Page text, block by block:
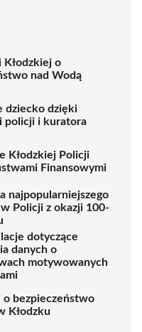
o
nad Wodą
dziecko dzięki
policji i kuratora
Kłodzkiej Policji
Finansowymi
najpopularniejszego
Policji z okazji 100-
dotyczące
danych o
motywowanych
bezpieczeństwo
Kłodzku